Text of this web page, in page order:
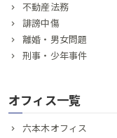
不動産法務
誹謗中傷
離婚・男女問題
刑事・少年事件
オフィス一覧
六本木オフィス